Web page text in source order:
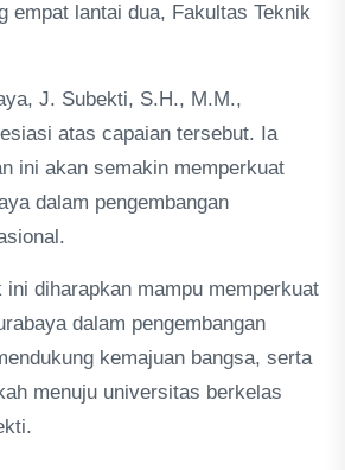
empat lantai dua, Fakultas Teknik
J. Subekti, S.H., M.M.,
atas capaian tersebut. Ia
ini akan semakin memperkuat
dalam pengembangan
ini diharapkan mampu memperkuat
dalam pengembangan
kemajuan bangsa, serta
menuju universitas berkelas